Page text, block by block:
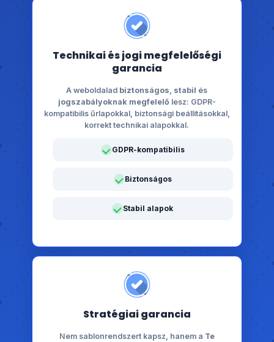
Technikai és jogi megfelelőségi
garancia
A weboldalad biztonságos stabil és
jogszabályoknak megfelelő lesz: GDPR-
kompatibilis űrlapokkal, biztonsági beállításokkal,
korrekt technikai alapokkal.
GDPR-kompatibilis
Biztonságos
Stabil alapok
Stratégiai garancia
Nem sablonrendszert kapsz, hanem a Te